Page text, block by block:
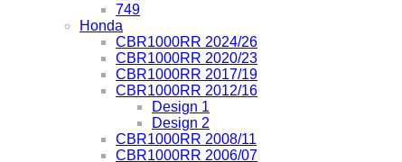
749
Honda
CBR1000RR 2024/26
CBR1000RR 2020/23
CBR1000RR 2017/19
CBR1000RR 2012/16
Design 1
Design 2
CBR1000RR 2008/11
CBR1000RR 2006/07